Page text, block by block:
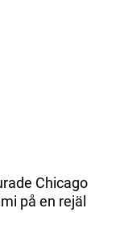
Chicago
på en rejäl